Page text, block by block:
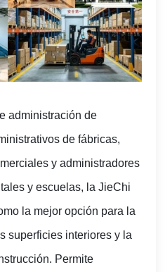
administración de
de fábricas,
y administradores
y escuelas, la JieChi
la mejor opción para la
superficies interiores y la
Permite